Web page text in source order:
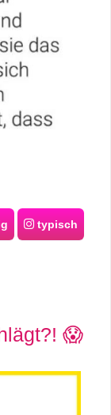
typisch
😱